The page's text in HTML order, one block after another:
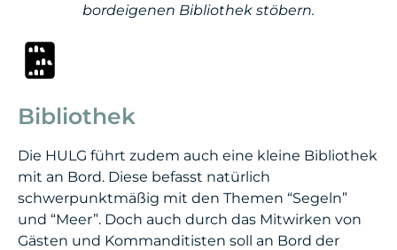
bordeigenen Bibliothek stöbern.
Bibliothek
Die HULG führt zudem auch eine kleine Bibliothek
mit an Bord. Diese befasst natürlich
schwerpunktmäßig mit den Themen “Segeln”
und “Meer”. Doch auch durch das Mitwirken von
Gästen und Kommanditisten soll an Bord der